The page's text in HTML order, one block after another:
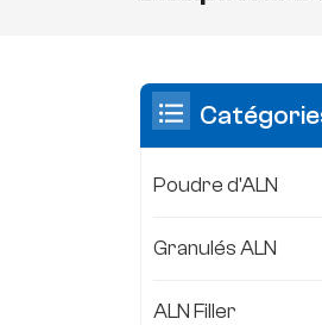
Poudre d'ALN
Granulés ALN
ALN Filler